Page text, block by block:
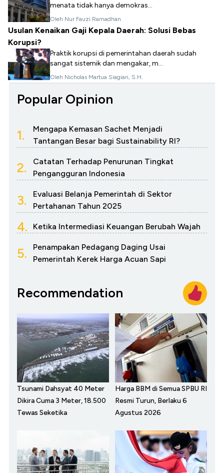
menata tidak hanya demokras...
Oleh Nur Fauzi Ramadhan
Usulan Kenaikan Gaji Kepala Daerah: Solusi Bebas
Korupsi?
Praktik korupsi di pemerintahan daerah sudah
sangat sistemik dan mengakar, m...
Oleh Nicholas Martua Siagian, S.H.
Popular Opinion
1.
Mengapa Kemasan Sachet Menjadi
Tantangan Besar bagi Sustainability RI?
2.
Catatan Terhadap Penurunan Tingkat
Pengangguran Indonesia
3.
Evaluasi Belanja Pemerintah di Sektor
Pertahanan Tahun 2025
4. Ketika Intermediasi Keuangan Berubah Wajah
5.
Penampakan Pedagang Daging Usai
Pemerintah Kerek Harga Acuan Sapi
Recommendation
Tsunami Dahsyat 40 Meter
Dikira Cuma 3 Meter, 18.500
Tewas Seketika
Harga BBM di Semua SPBU RI
Resmi Turun, Berlaku 6
Agustus 2026